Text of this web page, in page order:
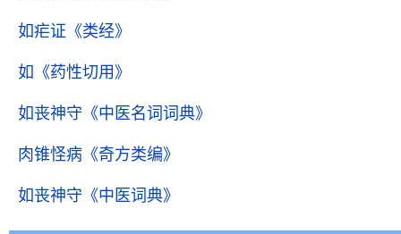
如疟证 《类经》
如 《药性切用》
如丧神守 《中医名词词典》
肉锥怪病 《奇方类编》
如丧神守 《中医词典》